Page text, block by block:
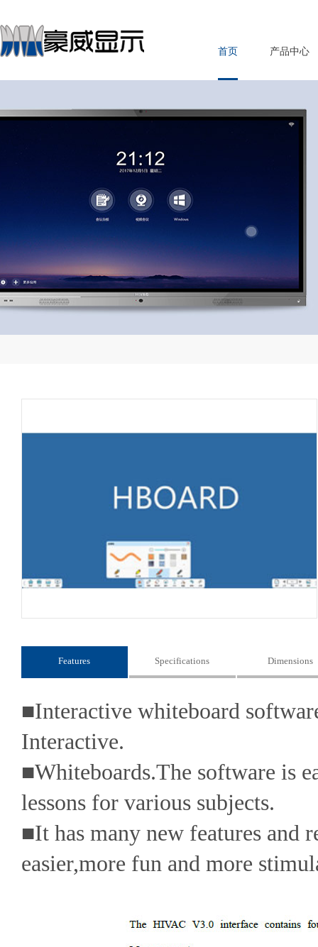
首页 产品中心
Features Specifications Dimensions
■Interactive whiteboard
Interactive.
■Whiteboards.The software is
lessons for various subjects.
■It has many new features and
easier,more fun and more